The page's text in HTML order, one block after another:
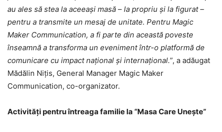
au ales să stea la aceeași masă – la propriu și la figurat –
pentru a transmite un mesaj de unitate. Pentru Magic
Maker Communication, a fi parte din această poveste
înseamnă a transforma un eveniment într-o platformă de
comunicare cu impact național și internațional.”, a adăugat
Mădălin Nițis, General Manager Magic Maker
Communication, co-organizator.
Activități pentru întreaga familie la “Masa Care Unește”